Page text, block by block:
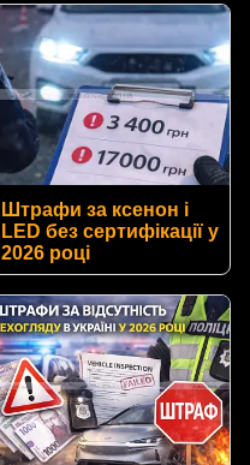
Штрафи за ксенон і
LED без сертифікації у
2026 році